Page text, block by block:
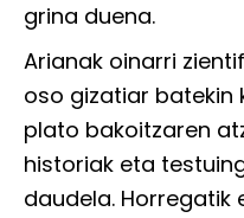
grina duena.
Arianak oinarri
oso gizatiar batekin
plato bakoitzaren
historiak eta
daudela. Horregatik